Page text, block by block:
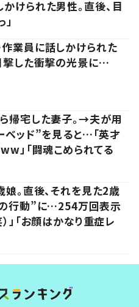
けられた男性。直後、目
業員に話しかけられた
撃した衝撃の光景に…
帰宅した妻子。→夫が用
ベッド”を見ると…「英才
」「闘魂こめられてる
。直後、それを見た2歳
行動”に…254万回表示
」「お顔はかなり重症レ